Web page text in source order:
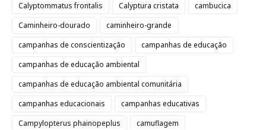
Calyptommatus frontalis
Calyptura cristata
cambucica
Caminheiro-dourado
caminheiro-grande
campanhas de conscientização
campanhas de educação
campanhas de educação ambiental
campanhas de educação ambiental comunitária
campanhas educacionais
campanhas educativas
Campylopterus phainopeplus
camuflagem